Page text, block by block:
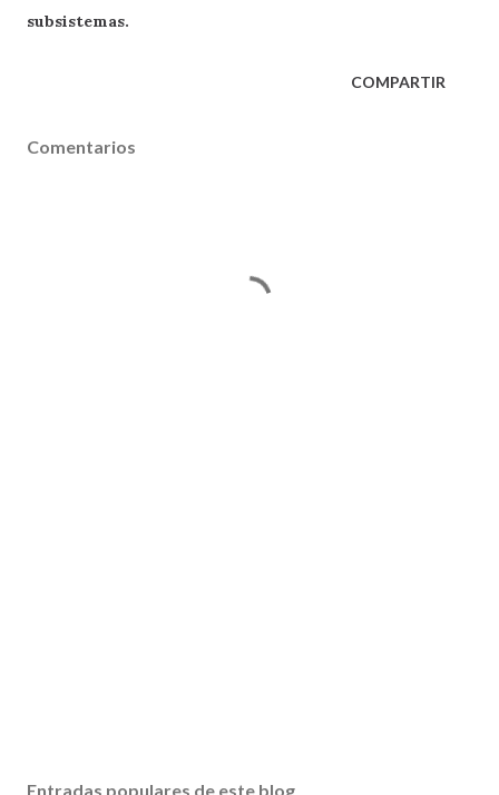
subsistemas.
COMPARTIR
Comentarios
Entradas populares de este blog